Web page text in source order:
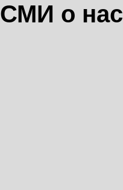
СМИ о нас